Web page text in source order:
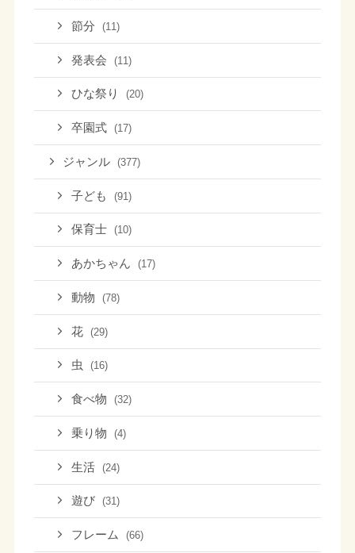
節分 (11)
発表会 (11)
ひな祭り (20)
卒園式 (17)
ジャンル (377)
子ども (91)
保育士 (10)
あかちゃん (17)
動物 (78)
花 (29)
虫 (16)
食べ物 (32)
乗り物 (4)
生活 (24)
遊び (31)
フレーム (66)